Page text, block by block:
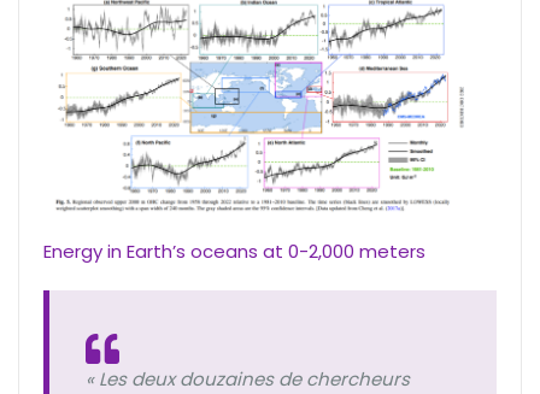
Energy in Earth’s oceans at 0-2,000 meters
« Les deux douzaines de chercheurs